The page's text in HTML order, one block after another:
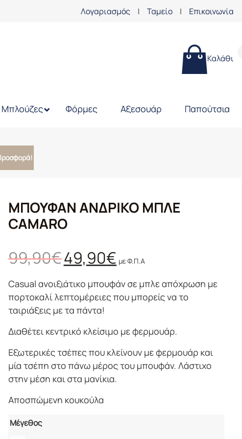
Λογαριασμός | Ταμείο | Επικοινωνία
Καλάθι
Μπλούζες Φόρμες Αξεσουάρ Παπούτσια
ΜΠΟΥΦΑΝ ΑΝΔΡΙΚΟ ΜΠΛΕ
CAMARO
99,90€49,90€ με Φ.Π.Α
Casual ανοιξιάτικο μπουφάν σε μπλε απόχρωση με
πορτοκαλί λεπτομέρειες που μπορείς να το
ταιριάξεις με τα πάντα!
Διαθέτει κεντρικό κλείσιμο με φερμουάρ.
Εξωτερικές τσέπες που κλείνουν με φερμουάρ και
μία τσέπη στο πάνω μέρος του μπουφάν. Λάστιχο
στην μέση και στα μανίκια.
Αποσπώμενη κουκούλα
Μέγεθος